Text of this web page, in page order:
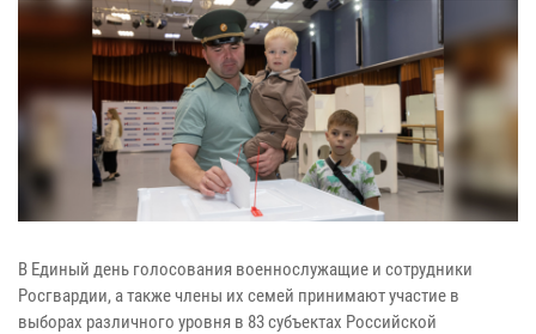
В Единый день голосования военнослужащие и сотрудники
Росгвардии, а также члены их семей принимают участие в
выборах различного уровня в 83 субъектах Российской